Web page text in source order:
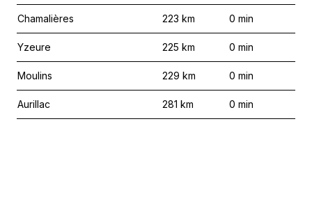
Chamalières 223 km 0 min
Yzeure 225 km 0 min
Moulins 229 km 0 min
Aurillac 281 km 0 min